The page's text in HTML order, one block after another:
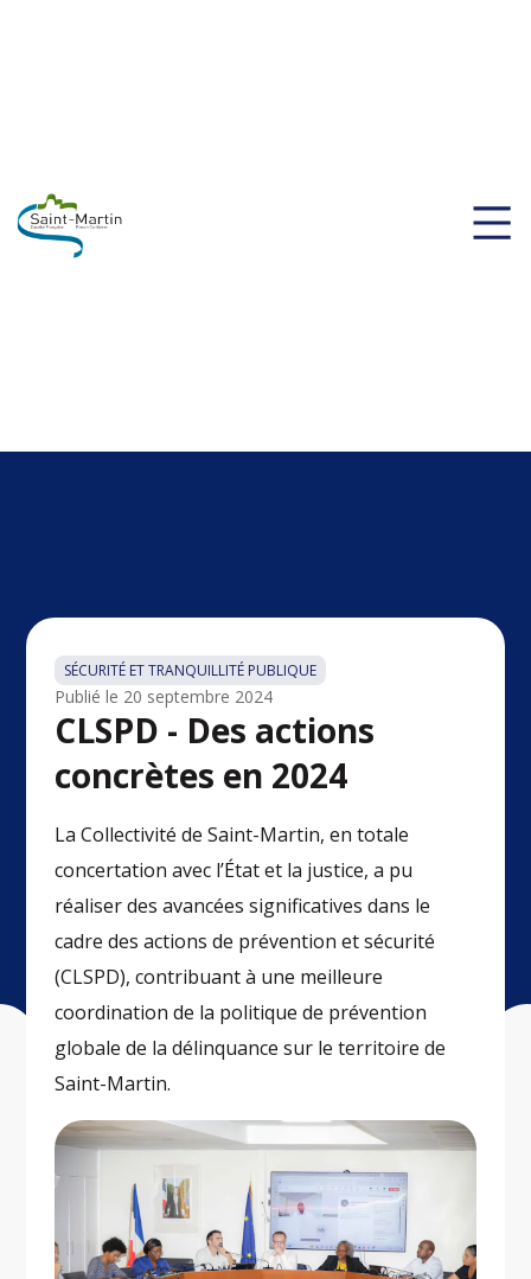
SÉCURITÉ ET TRANQUILLITÉ PUBLIQUE
Publié le 20 septembre 2024
CLSPD - Des actions
concrètes en 2024
La Collectivité de Saint-Martin, en totale
concertation avec l’État et la justice, a pu
réaliser des avancées significatives dans le
cadre des actions de prévention et sécurité
(CLSPD), contribuant à une meilleure
coordination de la politique de prévention
globale de la délinquance sur le territoire de
Saint-Martin.